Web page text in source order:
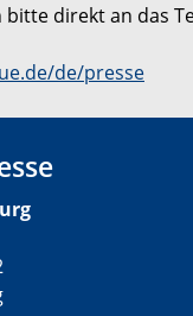
bitte direkt an das
de/presse